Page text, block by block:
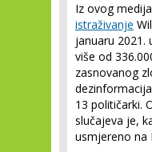
Iz ovog
istraživanje
januaru 2021.
više od
zasnovanog
13 političarki.
slučajeva je,
usmjereno na